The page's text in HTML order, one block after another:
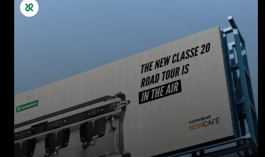
Todos
Produtos
Notícias
Descarregar